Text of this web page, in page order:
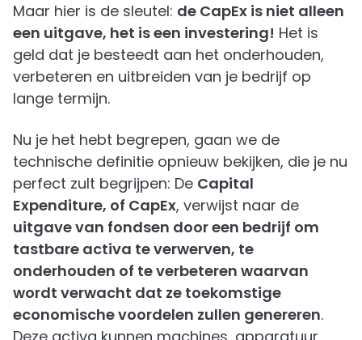
Maar hier is de sleutel: de CapEx is niet alleen
een uitgave, het is een investering! Het is
geld dat je besteedt aan het onderhouden,
verbeteren en uitbreiden van je bedrijf op
lange termijn.
Nu je het hebt begrepen, gaan we de
technische definitie opnieuw bekijken, die je nu
perfect zult begrijpen: De Capital
Expenditure, of CapEx, verwijst naar de
uitgave van fondsen door een bedrijf om
tastbare activa te verwerven, te
onderhouden of te verbeteren waarvan
wordt verwacht dat ze toekomstige
economische voordelen zullen genereren.